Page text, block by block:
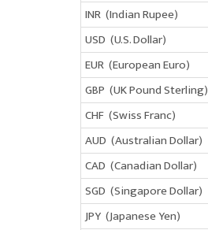
INR (Indian Rupee)
USD (U.S. Dollar)
EUR (European Euro)
GBP (UK Pound Sterling)
CHF (Swiss Franc)
AUD (Australian Dollar)
CAD (Canadian Dollar)
SGD (Singapore Dollar)
JPY (Japanese Yen)